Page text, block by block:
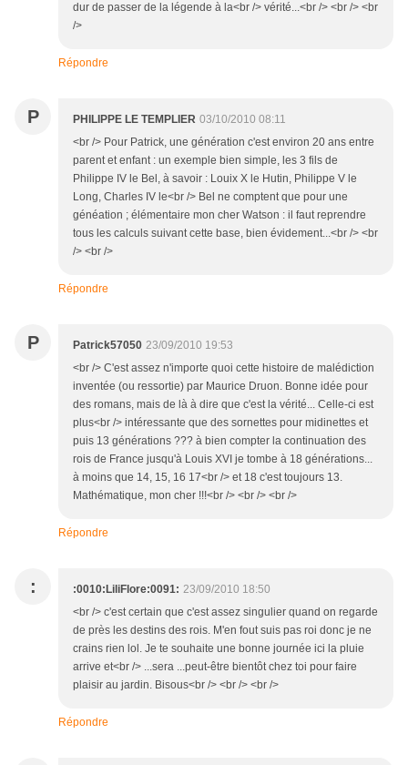
dur de passer de la légende à la<br /> vérité...<br /> <br /> <br
/>
Répondre
P PHILIPPE LE TEMPLIER 03/10/2010 08:11
<br /> Pour Patrick, une génération c'est environ 20 ans entre
parent et enfant : un exemple bien simple, les 3 fils de
Philippe IV le Bel, à savoir : Louix X le Hutin, Philippe V le
Long, Charles IV le<br /> Bel ne comptent que pour une
généation ; élémentaire mon cher Watson : il faut reprendre
tous les calculs suivant cette base, bien évidement...<br /> <br
/> <br />
Répondre
P Patrick57050 23/09/2010 19:53
<br /> C'est assez n'importe quoi cette histoire de malédiction
inventée (ou ressortie) par Maurice Druon. Bonne idée pour
des romans, mais de là à dire que c'est la vérité... Celle-ci est
plus<br /> intéressante que des sornettes pour midinettes et
puis 13 générations ??? à bien compter la continuation des
rois de France jusqu'à Louis XVI je tombe à 18 générations...
à moins que 14, 15, 16 17<br /> et 18 c'est toujours 13.
Mathématique, mon cher !!!<br /> <br /> <br />
Répondre
: :0010:LiliFlore:0091: 23/09/2010 18:50
<br /> c'est certain que c'est assez singulier quand on regarde
de près les destins des rois. M'en fout suis pas roi donc je ne
crains rien lol. Je te souhaite une bonne journée ici la pluie
arrive et<br /> ...sera ...peut-être bientôt chez toi pour faire
plaisir au jardin. Bisous<br /> <br /> <br />
Répondre